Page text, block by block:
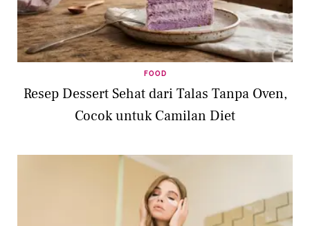
FOOD
Resep Dessert Sehat dari Talas Tanpa Oven,
Cocok untuk Camilan Diet